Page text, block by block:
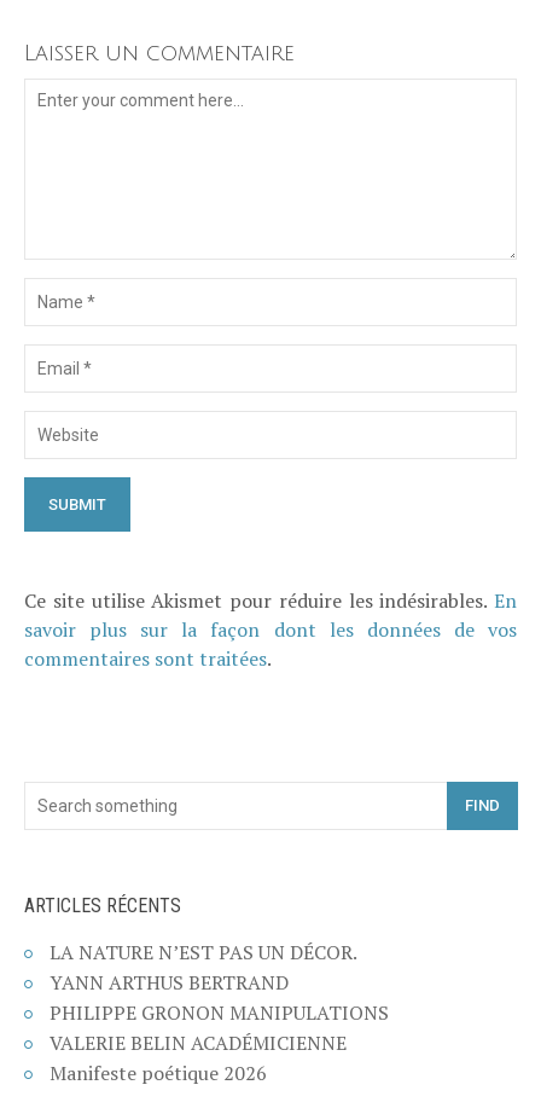
Laisser un commentaire
Ce site utilise Akismet pour réduire les indésirables. En
savoir plus sur la façon dont les données de vos
commentaires sont traitées.
FIND
ARTICLES RÉCENTS
LA NATURE N’EST PAS UN DÉCOR.
YANN ARTHUS BERTRAND
PHILIPPE GRONON MANIPULATIONS
VALERIE BELIN ACADÉMICIENNE
Manifeste poétique 2026